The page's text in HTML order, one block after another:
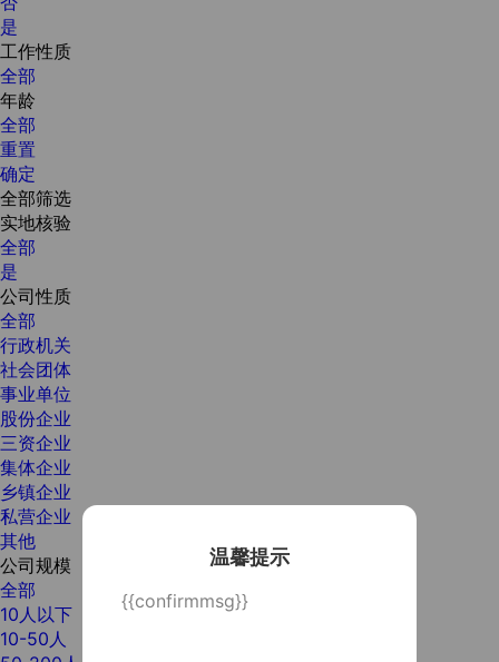
温馨提示
{{confirmmsg}}
是
工作性质
全部
年龄
全部
重置
确定
全部筛选
实地核验
全部
是
公司性质
全部
行政机关
社会团体
事业单位
股份企业
三资企业
集体企业
乡镇企业
私营企业
其他
公司规模
全部
10人以下
10-50人